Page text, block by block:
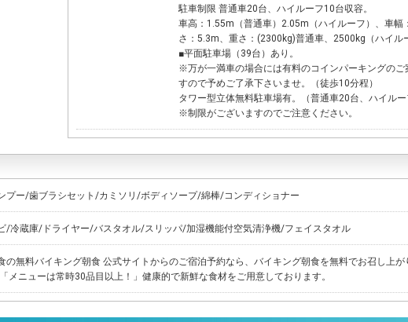
駐車制限 普通車20台、ハイルーフ10台収容。
車高：1.55m（普通車）2.05m（ハイルーフ）、車幅
さ：5.3m、重さ：(2300kg)普通車、2500kg（ハイル
■平面駐車場（39台）あり。
※万が一満車の場合には有料のコインパーキングのご
すので予めご了承下さいませ。（徒歩10分程）
タワー型立体無料駐車場有。（普通車20台、ハイルー
※制限がございますのでご注意ください。
プー/歯ブラシセット/カミソリ/ボディソープ/綿棒/コンディショナー
/冷蔵庫/ドライヤー/バスタオル/スリッパ/加湿機能付空気清浄機/フェイスタオル
の無料バイキング朝食 公式サイトからのご宿泊予約なら、バイキング朝食を無料でお召し上が
メニューは常時30品目以上！」健康的で新鮮な食材をご用意しております。